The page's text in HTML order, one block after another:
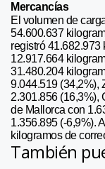
Mercancías
El volumen de
54.600.637
registró
12.917.664
31.480.204
9.044.519 (34,2%),
2.301.856 (16,3%),
de Mallorca con
1.356.895 (-6,9%).
kilogramos de
También